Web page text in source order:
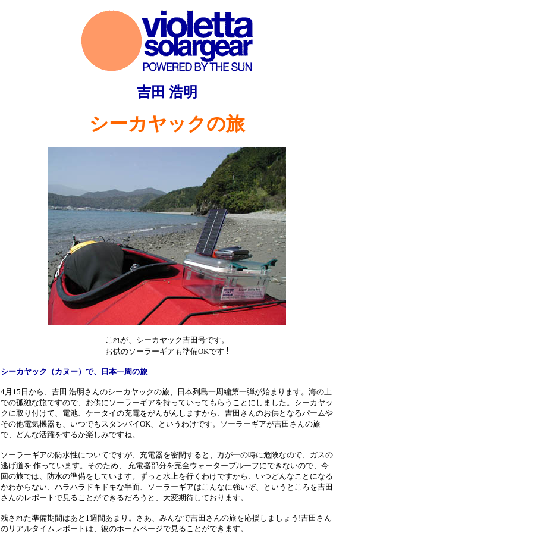
吉田 浩明
シーカヤックの旅
これが、シーカヤック吉田号です。
お供のソーラーギアも準備OKです !
シーカヤック（カヌー）で、日本一周の旅
4月15日から、吉田 浩明さんのシーカヤックの旅、日本列島一周編第一弾が始まります。海の上
での孤独な旅ですので、お供にソーラーギアを持っていってもらうことにしました。シーカヤッ
クに取り付けて、電池、ケータイの充電をがんがんしますから、吉田さんのお供となるパームや
その他電気機器も、いつでもスタンバイOK、というわけです。ソーラーギアが吉田さんの旅
で、どんな活躍をするか楽しみですね。
ソーラーギアの防水性についてですが、充電器を密閉すると、万が一の時に危険なので、ガスの
逃げ道を 作っています。そのため、 充電器部分を完全ウォータープルーフにできないので、今
回の旅では、防水の準備をしています。ずっと水上を行くわけですから、いつどんなことになる
かわからない、ハラハラドキドキな半面、ソーラーギアはこんなに強いぞ、というところを吉田
さんのレポートで見ることができるだろうと、大変期待しております。
残された準備期間はあと1週間あまり。さあ、みんなで吉田さんの旅を応援しましょう!吉田さん
のリアルタイムレポートは、彼のホームページで見ることができます。